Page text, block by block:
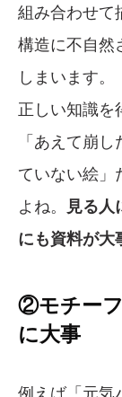
組み合わせて
構造に不自然
しまいます。
正しい知識を
「あえて崩
ていない絵」
よね。
見る人
にも資料が大
②モチー
に大事
例えば「元気